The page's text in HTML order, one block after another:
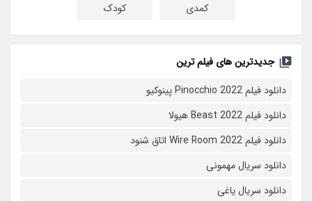
کمدی
کودک
جدیدترین های فیلم ترین
دانلود فیلم Pinocchio 2022 پینوکیو
دانلود فیلم Beast 2022 هیولا
دانلود فیلم Wire Room 2022 اتاق شنود
دانلود سریال مهمونی
دانلود سریال یاغی